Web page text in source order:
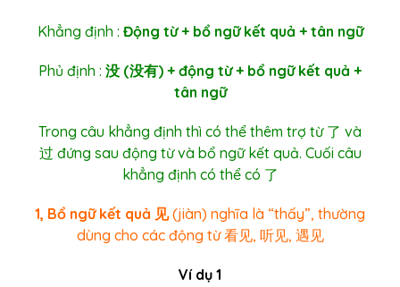
Khẳng định : Động từ + bổ ngữ kết quả + tân ngữ
Phủ định : 没 (没有) + động từ + bổ ngữ kết quả +
tân ngữ
Trong câu khẳng định thì có thể thêm trợ từ 了 và
过 đứng sau động từ và bổ ngữ kết quả. Cuối câu
khẳng định có thể có 了
1, Bổ ngữ kết quả 见(jiàn) nghĩa là “thấy”, thường
dùng cho các động từ 看见, 听见, 遇见
Ví dụ 1